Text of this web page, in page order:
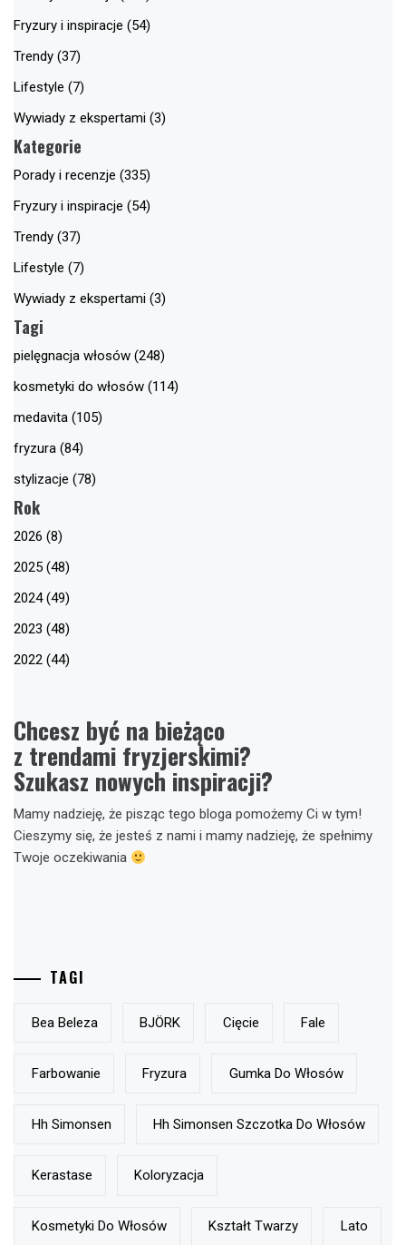
Fryzury i inspiracje (54)
Trendy (37)
Lifestyle (7)
Wywiady z ekspertami (3)
Kategorie
Porady i recenzje (335)
Fryzury i inspiracje (54)
Trendy (37)
Lifestyle (7)
Wywiady z ekspertami (3)
Tagi
pielęgnacja włosów (248)
kosmetyki do włosów (114)
medavita (105)
fryzura (84)
stylizacje (78)
Rok
2026 (8)
2025 (48)
2024 (49)
2023 (48)
2022 (44)
Chcesz być na bieżąco
z trendami fryzjerskimi?
Szukasz nowych inspiracji?
Mamy nadzieję, że pisząc tego bloga pomożemy Ci w tym!
Cieszymy się, że jesteś z nami i mamy nadzieję, że spełnimy
Twoje oczekiwania
TAGI
Bea Beleza BJÖRK Cięcie Fale
Farbowanie Fryzura Gumka Do Włosów
Hh Simonsen Hh Simonsen Szczotka Do Włosów
Kerastase Koloryzacja
Kosmetyki Do Włosów Kształt Twarzy Lato